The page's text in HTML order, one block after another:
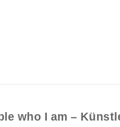
who I am –